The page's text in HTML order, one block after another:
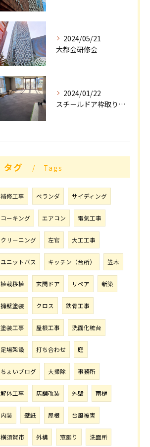
2024/05/21
大都会研修会
2024/01/22
スチールドア枠取り付け工事順調な滑り出し❗
タグ Tags
補修工事 ベランダ サイディング
コーキング エアコン 電気工事
クリーニング 左官 大工工事
ユニットバス キッチン（台所） 笠木
植栽移植 玄関ドア リペア 新築
擁壁塗装 クロス 鉄骨工事
塗装工事 屋根工事 洗面化粧台
足場架設 打ち合わせ 庭
ちょいブログ 大掃除 事務所
解体工事 店舗改装 外壁 雨樋
内装 壁紙 屋根 台風被害
横須賀市 外構 窓廻り 洗面所